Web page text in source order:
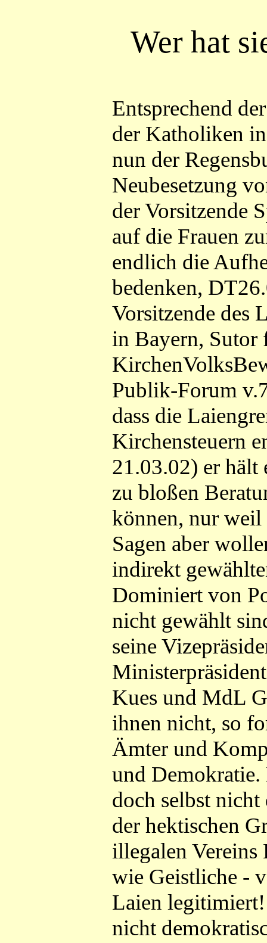
Wer hat
Entsprechend
der Katholiken
nun der
Neubesetzung
der Vorsitzende
auf die Frauen
endlich die
bedenken,
Vorsitzende des
in Bayern, Sutor
Publik-Forum
dass die
Kirchensteuern
21.03.02) er hält
zu bloßen
können, nur weil
Sagen aber
indirekt
Dominiert von
nicht gewählt
seine
Kues und MdL
ihnen nicht, so
Ämter und
und
doch selbst
der hektischen
illegalen Vereins
wie Geistliche -
Laien
nicht